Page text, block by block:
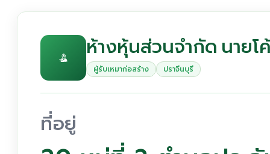
ห้างหุ้นส่วนจำกัด นายโ
ผู้รับเหมาก่อสร้าง ปราจีนบุรี
ที่อยู่